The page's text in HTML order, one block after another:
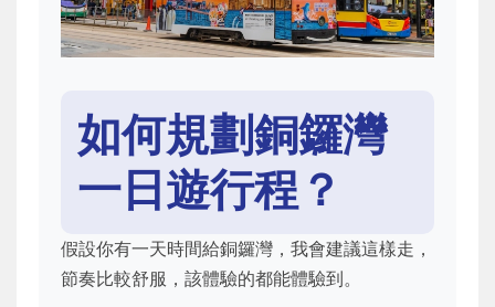
如何規劃銅鑼灣
一日遊行程？
假設你有一天時間給銅鑼灣，我會建議這樣走，
節奏比較舒服，該體驗的都能體驗到。